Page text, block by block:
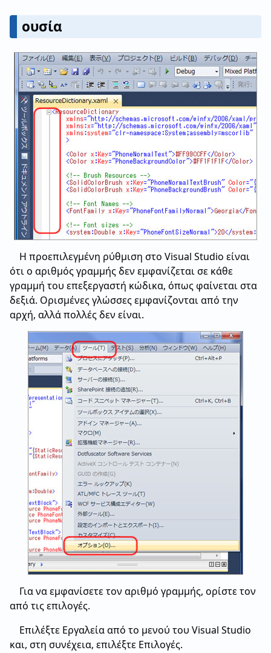
ουσία
Η προεπιλεγμένη ρύθμιση στο Visual Studio είναι
ότι ο αριθμός γραμμής δεν εμφανίζεται σε κάθε
γραμμή του επεξεργαστή κώδικα, όπως φαίνεται στα
δεξιά. Ορισμένες γλώσσες εμφανίζονται από την
αρχή, αλλά πολλές δεν είναι.
Για να εμφανίσετε τον αριθμό γραμμής, ορίστε τον
από τις επιλογές.
Επιλέξτε Εργαλεία από το μενού του Visual Studio
και, στη συνέχεια, επιλέξτε Επιλογές.